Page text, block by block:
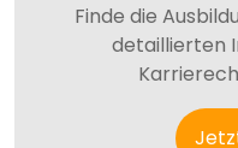
Finde die
detaillierten